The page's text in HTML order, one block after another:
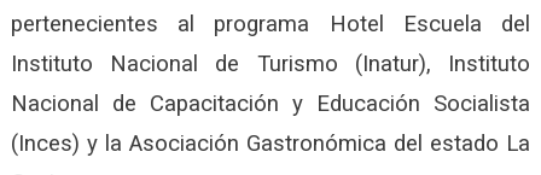
pertenecientes al programa Hotel Escuela del
Instituto Nacional de Turismo (Inatur), Instituto
Nacional de Capacitación y Educación Socialista
(Inces) y la Asociación Gastronómica del estado La